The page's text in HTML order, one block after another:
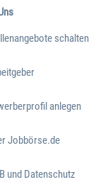
schalten
anlegen
Jobbörse.de
und Datenschutz